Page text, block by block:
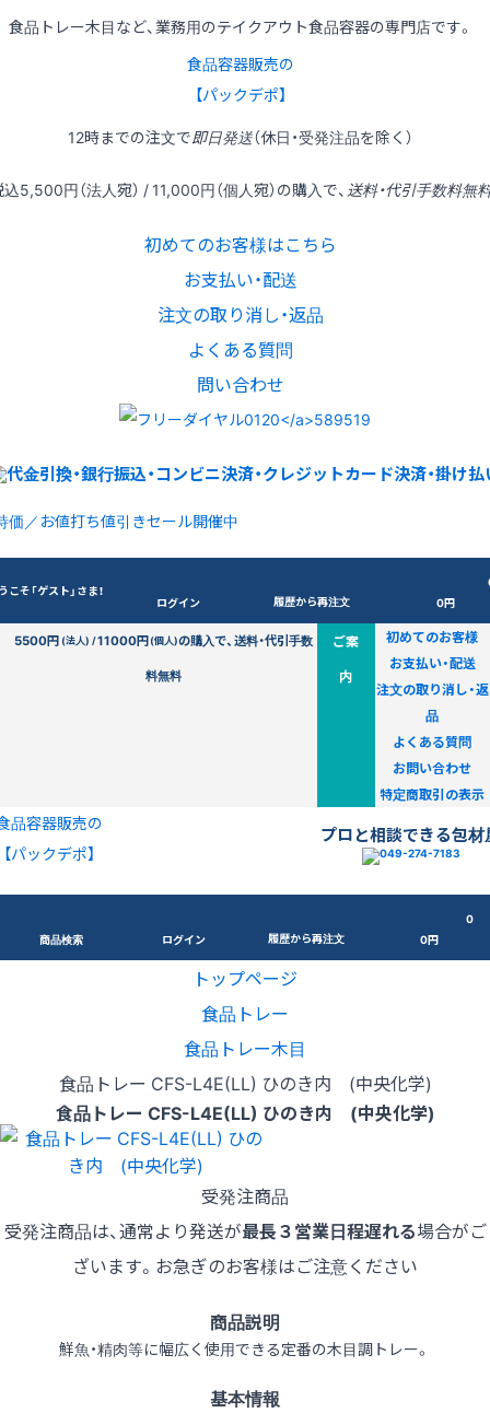
食品トレー木目など、業務用のテイクアウト食品容器の専門店です。
食品容器販売の
【パックデポ】
12時までの注文で即日発送（休日・受発注品を除く）
込5,500円（法人宛） / 11,000円（個人宛）の購入で、 送料・代引手数料無
初めてのお客様はこちら
お支払い・配送
注文の取り消し・返品
よくある質問
問い合わせ
価／お値打ち値引きセール開催中
こそ「ゲスト」さま！
ログイン 履歴から再注文
0円
5500円(法人) /11000円(個人)の購入で、送料・代引手数
料無料
ご案
内
初めてのお客様
お支払い・配送
注文の取り消し・返
品
よくある質問
お問い合わせ
特定商取引の表示
品容器販売の
【パックデポ】
プロと相談できる包材
商品検索 ログイン 履歴から再注文
0
0円
トップページ
食品トレー
食品トレー木目
食品トレー CFS-L4E(LL) ひのき内 (中央化学)
食品トレー CFS-L4E(LL) ひのき内 (中央化学)
受発注商品
受発注商品は、通常より発送が最長３営業日程遅れる場合がご
ざいます。お急ぎのお客様はご注意ください
商品説明
鮮魚・精肉等に幅広く使用できる定番の木目調トレー。
基本情報